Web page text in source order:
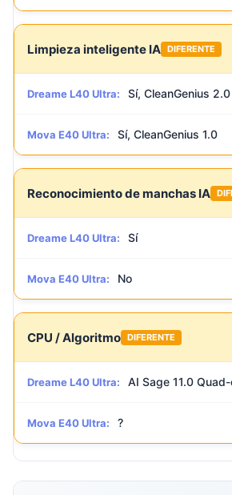
Limpieza inteligente IA DIFERENTE
Dreame L40 Ultra: Sí, CleanGenius 2.0
Mova E40 Ultra: Sí, CleanGenius 1.0
Reconocimiento de manchas IA
Dreame L40 Ultra: Sí
Mova E40 Ultra: No
CPU / Algoritmo DIFERENTE
Dreame L40 Ultra: AI Sage 11.0
Mova E40 Ultra: ?